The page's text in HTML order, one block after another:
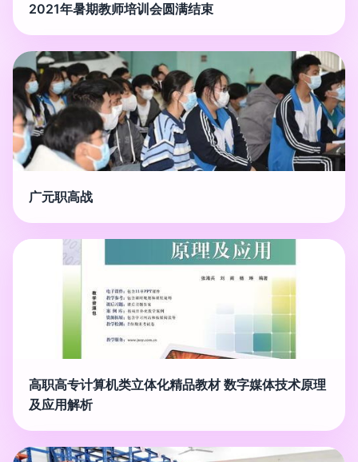
2021年暑期教师培训会圆满结束
广元职高战
高职高专计算机类立体化精品教材 数字媒体技术原理
及应用解析